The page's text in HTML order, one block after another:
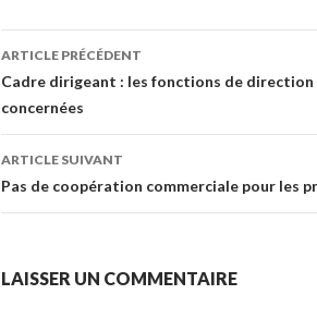
Navigation
des
articles
ARTICLE PRÉCÉDENT
Cadre dirigeant : les fonctions de
concernées
ARTICLE SUIVANT
Pas de coopération commerciale pour les
LAISSER UN COMMENTAIRE